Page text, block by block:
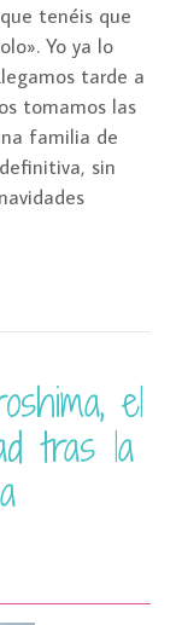
tenéis que
Yo ya lo
tarde a
tomamos las
familia de
sin
el
tras la